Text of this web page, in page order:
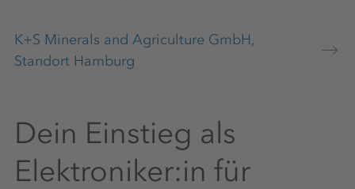
K+S Minerals and Agriculture GmbH,
Standort Hamburg
Dein Einstieg als
Elektroniker:in für